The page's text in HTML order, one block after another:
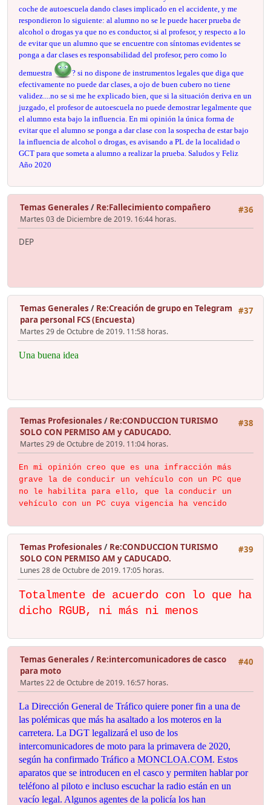
coche de autoescuela dando clases implicado en el accidente, y me
respondieron lo siguiente: al alumno no se le puede hacer prueba de
alcohol o drogas ya que no es conductor, si al profesor, y respecto a lo
de evitar que un alumno que se encuentre con síntomas evidentes se
ponga a dar clases es responsabilidad del profesor, pero como lo
demuestra
? si no dispone de instrumentos legales que diga que
efectivamente no puede dar clases, a ojo de buen cubero no tiene
validez....no se si me he explicado bien, que si la situación deriva en un
juzgado, el profesor de autoescuela no puede demostrar legalmente que
el alumno esta bajo la influencia. En mi opinión la única forma de
evitar que el alumno se ponga a dar clase con la sospecha de estar bajo
la influencia de alcohol o drogas, es avisando a PL de la localidad o
GCT para que someta a alumno a realizar la prueba. Saludos y Feliz
Año 2020
#36
Temas Generales / Re:Fallecimiento compañero
Martes 03 de Diciembre de 2019. 16:44 horas.
DEP
#37
Temas Generales / Re:Creación de grupo en Telegram
para personal FCS (Encuesta)
Martes 29 de Octubre de 2019. 11:58 horas.
Una buena idea
#38
Temas Profesionales / Re:CONDUCCION TURISMO
SOLO CON PERMISO AM y CADUCADO.
Martes 29 de Octubre de 2019. 11:04 horas.
En mi opinión creo que es una infracción más
grave la de conducir un vehículo con un PC que
no le habilita para ello, que la conducir un
vehículo con un PC cuya vigencia ha vencido
#39
Temas Profesionales / Re:CONDUCCION TURISMO
SOLO CON PERMISO AM y CADUCADO.
Lunes 28 de Octubre de 2019. 17:05 horas.
Totalmente de acuerdo con lo que ha
dicho RGUB, ni más ni menos
#40
Temas Generales / Re:intercomunicadores de casco
para moto
Martes 22 de Octubre de 2019. 16:57 horas.
La Dirección General de Tráfico quiere poner fin a una de
las polémicas que más ha asaltado a los moteros en la
carretera. La DGT legalizará el uso de los
intercomunicadores de moto para la primavera de 2020,
según ha confirmado Tráfico a MONCLOA.COM. Estos
aparatos que se introducen en el casco y permiten hablar por
teléfono al piloto e incluso escuchar la radio están en un
vacío legal. Algunos agentes de la policía los han